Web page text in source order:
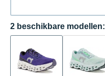
2 beschikbare modellen: